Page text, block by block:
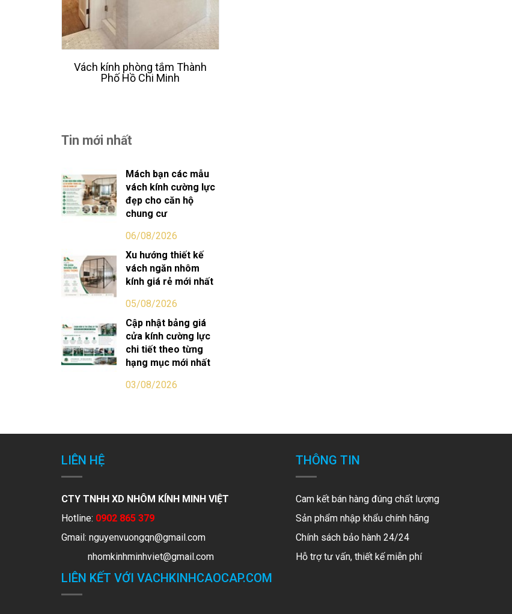
Vách kính phòng tắm Thành
Phố Hồ Chi Minh
Tin mới nhất
Mách bạn các mẫu
vách kính cường lực
đẹp cho căn hộ
chung cư
06/08/2026
Xu hướng thiết kế
vách ngăn nhôm
kính giá rẻ mới nhất
05/08/2026
Cập nhật bảng giá
cửa kính cường lực
chi tiết theo từng
hạng mục mới nhất
03/08/2026
LIÊN HỆ
CTY TNHH XD NHÔM KÍNH MINH VIỆT
Hotline: 0902 865 379
Gmail: nguyenvuongqn@gmail.com
nhomkinhminhviet@gmail.com
THÔNG TIN
Cam kết bán hàng đúng chất lượng
Sản phẩm nhập khẩu chính hãng
Chính sách bảo hành 24/24
Hỗ trợ tư vấn, thiết kế miễn phí
LIÊN KẾT VỚI VACHKINHCAOCAP.COM